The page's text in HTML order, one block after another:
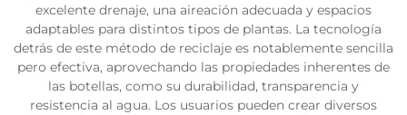
excelente drenaje, una aireación adecuada y espacios
adaptables para distintos tipos de plantas. La tecnología
detrás de este método de reciclaje es notablemente sencilla
pero efectiva, aprovechando las propiedades inherentes de
las botellas, como su durabilidad, transparencia y
resistencia al agua. Los usuarios pueden crear diversos